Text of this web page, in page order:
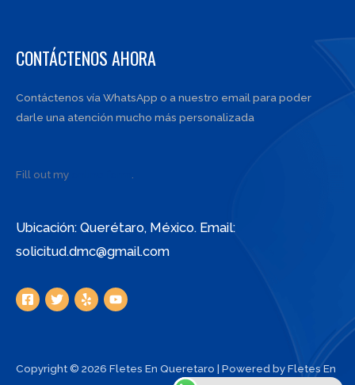
CONTÁCTENOS AHORA
Contáctenos vía WhatsApp o a nuestro email para poder
darle una atención mucho más personalizada
Fill out my
Ubicación: Querétaro, México. Email:
solicitud.dmc@gmail.com
Copyright © 2026 Fletes En Queretaro | Powered by Fletes En